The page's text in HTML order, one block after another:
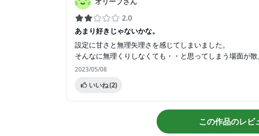
2.0
あまり好きじゃないかな。
設定に甘さと無理矢理さを感じてしまいました。
そんなに無理くりしなくても・・と思ってしまう場面が
2023/05/08
いいね(2)
この作品のレビ